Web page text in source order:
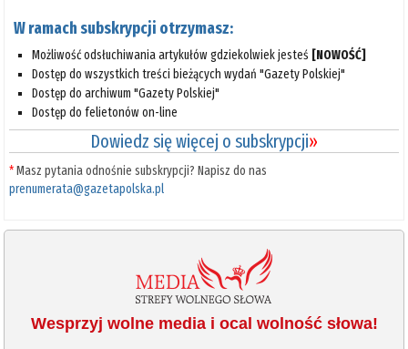
W ramach subskrypcji otrzymasz:
Możliwość odsłuchiwania artykułów gdziekolwiek jesteś [NOWOŚĆ]
Dostęp do wszystkich treści bieżących wydań "Gazety Polskiej"
Dostęp do archiwum "Gazety Polskiej"
Dostęp do felietonów on-line
Dowiedz się więcej o subskrypcji»
*Masz pytania odnośnie subskrypcji? Napisz do nas
prenumerata@gazetapolska.pl
Wesprzyj wolne media i ocal wolność słowa!